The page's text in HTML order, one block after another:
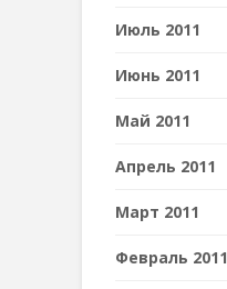
Июль 2011
Июнь 2011
Май 2011
Апрель 2011
Март 2011
Февраль 2011